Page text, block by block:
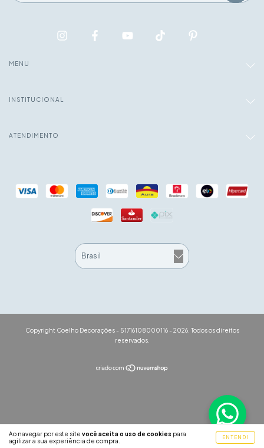
Ao navegar por este site você aceita o uso de cookies para
agilizar a sua experiência de compra.
ENTENDI
MENU
INSTITUCIONAL
ATENDIMENTO
Copyright Coelho Decorações - 51716108000116 - 2026. Todos os direitos
reservados.